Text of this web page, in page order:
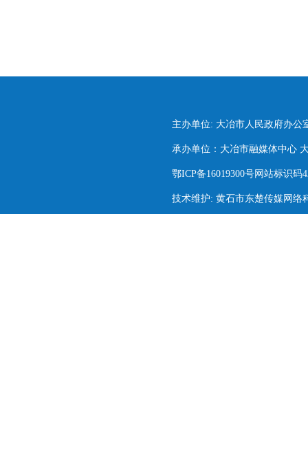
主办单位: 大冶市人民政府办公
承办单位：大冶市融媒体中心
鄂ICP备16019300号网站标识码
技术维护: 黄石市东楚传媒网络